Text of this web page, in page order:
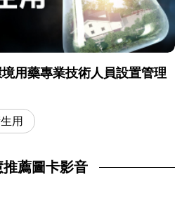
用藥專業技術人員設置管理
用
推薦圖卡影音